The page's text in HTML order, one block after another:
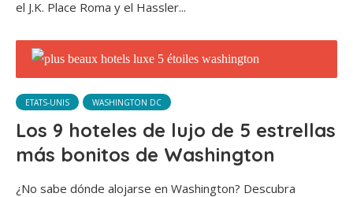
el J.K. Place Roma y el Hassler...
ETATS-UNIS WASHINGTON DC
Los 9 hoteles de lujo de 5 estrellas
más bonitos de Washington
¿No sabe dónde alojarse en Washington? Descubra